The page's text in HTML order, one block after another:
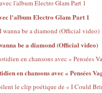
l'album Electro Glam Part 1
be a diamond (Official video)
en chansons avec « Pensées